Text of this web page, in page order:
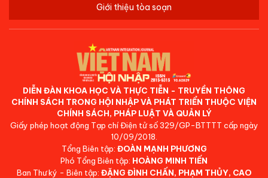
Giới thiệu tòa soạn
DIỄN ĐÀN KHOA HỌC VÀ THỰC TIỄN - TRUYỀN THÔNG
CHÍNH SÁCH TRONG HỘI NHẬP VÀ PHÁT TRIỂN THUỘC VIỆN
CHÍNH SÁCH, PHÁP LUẬT VÀ QUẢN LÝ
Giấy phép hoạt động Tạp chí Điện tử số 329/GP-BTTTT cấp ngày
10/09/2018.
Tổng Biên tập: ĐOÀN MẠNH PHƯƠNG
Phó Tổng Biên tập: HOÀNG MINH TIẾN
Ban Thư ký - Biên tập: ĐẶNG ĐÌNH CHẤN, PHẠM THỦY, CAO